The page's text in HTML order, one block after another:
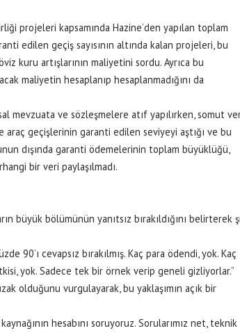
projeleri kapsamında Hazine’den yapılan toplam
edilen geçiş sayısının altında kalan projeleri, bu
kuru artışlarının maliyetini sordu. Ayrıca bu
maliyetin hesaplanıp hesaplanmadığını da
mevzuata ve sözleşmelere atıf yapılırken, somut
araç geçişlerinin garanti edilen seviyeyi aştığı ve bu
dışında garanti ödemelerinin toplam büyüklüğü,
bir veri paylaşılmadı.
büyük bölümünün yanıtsız bırakıldığını belirterek
90’ı cevapsız bırakılmış. Kaç para ödendi, yok. Kaç
yok. Sadece tek bir örnek verip geneli gizliyorlar.”
olduğunu vurgulayarak, bu yaklaşımın açık bir
hesabını soruyoruz. Sorularımız net, teknik